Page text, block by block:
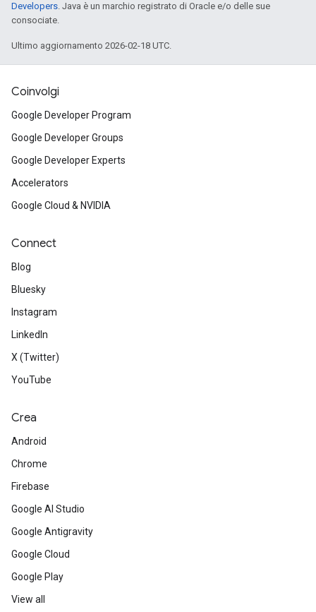
Developers. Java è un marchio registrato di Oracle e/o delle sue
consociate.
Ultimo aggiornamento 2026-02-18 UTC.
Coinvolgi
Google Developer Program
Google Developer Groups
Google Developer Experts
Accelerators
Google Cloud & NVIDIA
Connect
Blog
Bluesky
Instagram
LinkedIn
X (Twitter)
YouTube
Crea
Android
Chrome
Firebase
Google AI Studio
Google Antigravity
Google Cloud
Google Play
View all